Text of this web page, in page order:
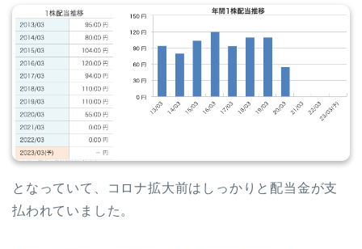
となっていて、コロナ拡大前はしっかりと配当金が支
払われていました。